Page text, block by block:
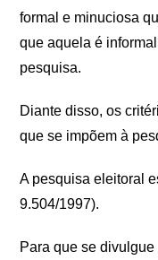
formal e minuciosa
que aquela é
pesquisa.
Diante disso, os
que se impõem à
A pesquisa eleitoral
9.504/1997).
Para que se